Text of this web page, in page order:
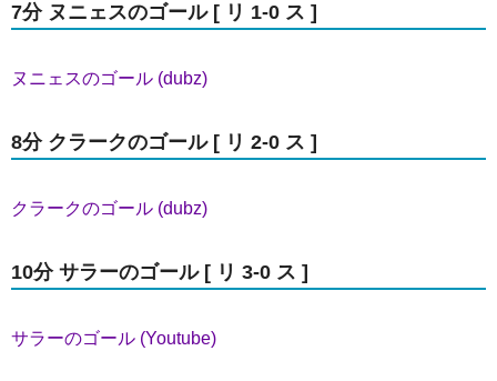
7分 ヌニェスのゴール [ リ 1-0 ス ]
ヌニェスのゴール (dubz)
8分 クラークのゴール [ リ 2-0 ス ]
クラークのゴール (dubz)
10分 サラーのゴール [ リ 3-0 ス ]
サラーのゴール (Youtube)